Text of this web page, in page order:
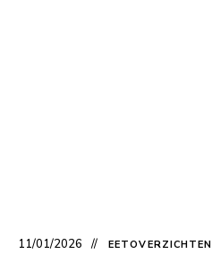
11/01/2026 EETOVERZICHTEN